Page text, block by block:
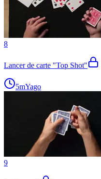
8
Lancer de carte "Top Shot"
5mYago
9